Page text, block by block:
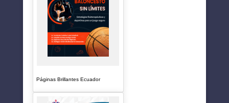
Páginas Brillantes Ecuador